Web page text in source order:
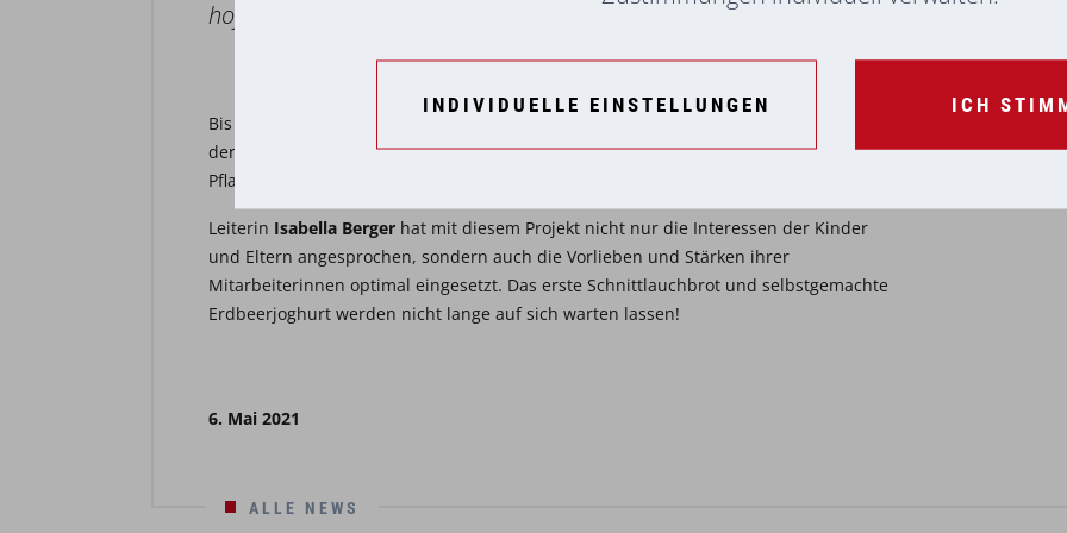
hoffentlich viel „Essbares“ bereit.
Bis dahin gibt es für die Gartenkinder des Kindergartens aber viele neue Aufgaben: In
der Erde wühlen, Pflanzen erkunden, das Wachstum beobachten und gut für die
Pflanzen und Früchte sorgen!
Leiterin Isabella Berger hat mit diesem Projekt nicht nur die Interessen der Kinder
und Eltern angesprochen, sondern auch die Vorlieben und Stärken ihrer
Mitarbeiterinnen optimal eingesetzt. Das erste Schnittlauchbrot und selbstgemachte
Erdbeerjoghurt werden nicht lange auf sich warten lassen!
6. Mai 2021
ALLE NEWS
INDIVIDUELLE EINSTELLUNGEN ICH